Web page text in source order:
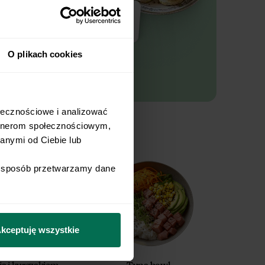
O plikach cookies
i analizować
społecznościowym,
od Ciebie lub
przetwarzamy dane
wszystkie